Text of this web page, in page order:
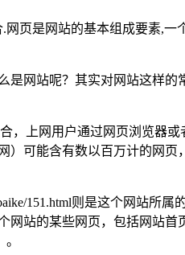
页是网站的基本组成要素,一
网站呢？其实对网站这样的
上网用户通过网页浏览器
可能含有数以百万计的网
151.html则是这个网站所
站的某些网页，包括网站